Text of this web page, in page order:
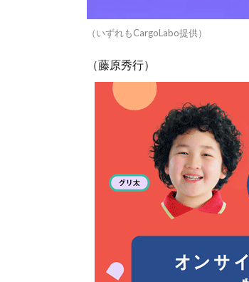
（いずれもCargoLabo提供）
（藤原秀行）